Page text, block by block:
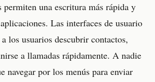
permiten una escritura más rápida y
Las interfaces de usuario
los usuarios descubrir contactos,
a llamadas rápidamente. A nadie
navegar por los menús para enviar